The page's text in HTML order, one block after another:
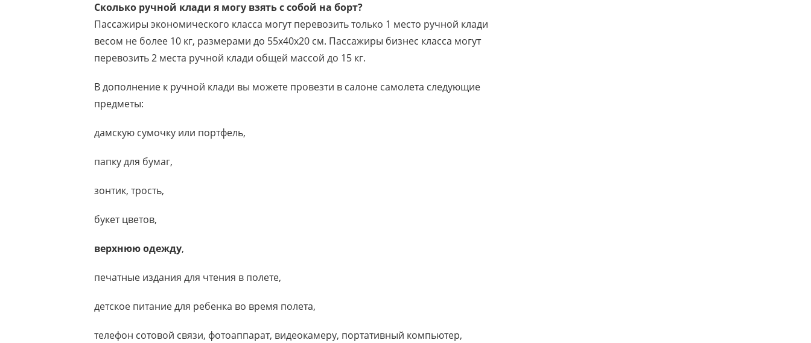
Сколько ручной клади я могу взять с собой на борт?
Пассажиры экономического класса могут перевозить только 1 место ручной клади
весом не более 10 кг, размерами до 55х40х20 см. Пассажиры бизнес класса могут
перевозить 2 места ручной клади общей массой до 15 кг.
В дополнение к ручной клади вы можете провезти в салоне самолета следующие
предметы:
дамскую сумочку или портфель,
папку для бумаг,
зонтик, трость,
букет цветов,
верхнюю одежду,
печатные издания для чтения в полете,
детское питание для ребенка во время полета,
телефон сотовой связи, фотоаппарат, видеокамеру, портативный компьютер,